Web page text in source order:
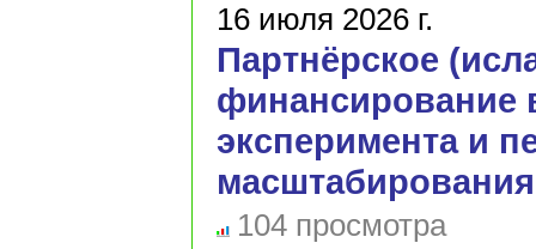
16 июля 2026 г.
Партнёрское
финансирование
эксперимента и
масштабирования
104 просмотра